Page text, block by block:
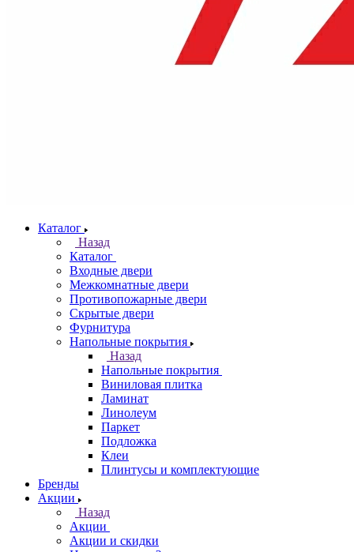
Каталог
Назад
Каталог
Входные двери
Межкомнатные двери
Противопожарные двери
Скрытые двери
Фурнитура
Напольные покрытия
Назад
Напольные покрытия
Виниловая плитка
Ламинат
Линолеум
Паркет
Подложка
Клеи
Плинтусы и комплектующие
Бренды
Акции
Назад
Акции
Акции и скидки